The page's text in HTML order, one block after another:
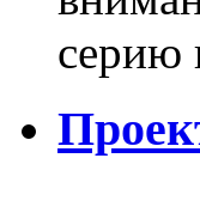
серию